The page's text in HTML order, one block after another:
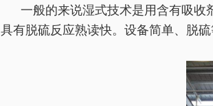
一般的来说湿式技术是用含有吸收
具有脱硫反应熟读快。设备简单、脱硫